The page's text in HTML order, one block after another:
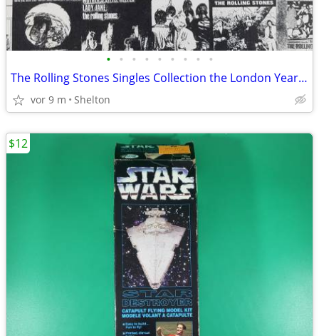
• • • • • • • • •
The Rolling Stones Singles Collection the London Years Song Book - NOS
vor 9 m Shelton
$12